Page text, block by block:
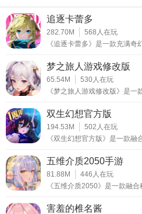
追逐卡蕾多
282.70M 568 人在玩
《追逐卡蕾多》是一款充满奇
梦之旅人游戏修改版
65.54M 530人在玩
《梦之旅人游戏修改版》是一
双生幻想官方版
194.53M 502 人在玩
《双生幻想官方版》是一款融
五维介质2050手游
81.88M 446 人在玩
《五维介质2050》是一款融
害羞的椎名酱